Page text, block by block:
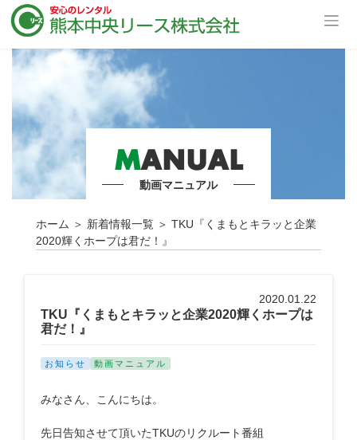
MANUAL
動画マニュアル
ホーム ＞ 新着情報一覧 ＞ TKU『くまもとキラッと企業
2020輝くホープは君だ！』
2020.01.22
TKU『くまもとキラッと企業2020輝くホープは
君だ！』
お知らせ 動画マニュアル
みなさん、こんにちは。
先日告知させて頂いたTKUのリクルート番組